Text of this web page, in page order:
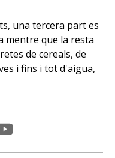
una tercera part es
mentre que la resta
de cereals, de
i fins i tot d'aigua,